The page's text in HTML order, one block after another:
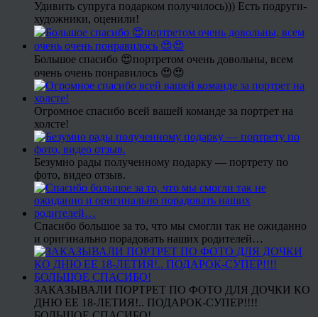
Удивить супруга подарком получилось))) Есть подруги-
художники, оценили!
Большое спасибо 😍портретом очень довольны, всем
очень очень понравилось 😍😍
Огромное спасибо всей вашей команде за портрет на
холсте!
Безумно рады полученному подарку — портрету по
фото, видео отзыв.
Спасибо большое за то, что мы смогли так не ожиданно
и оригинально порадовать наших родителей…
ЗАКАЗЫВАЛИ ПОРТРЕТ ПО ФОТО ДЛЯ ДОЧКИ КО
ДНЮ ЕЕ 18-ЛЕТИЯ!.. ПОДАРОК-СУПЕР!!!!